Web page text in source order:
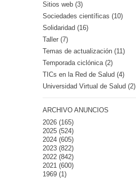
Sitios web (3)
Sociedades científicas (10)
Solidaridad (16)
Taller (7)
Temas de actualización (11)
Temporada ciclónica (2)
TICs en la Red de Salud (4)
Universidad Virtual de Salud (2)
ARCHIVO ANUNCIOS
2026(165)
2025(524)
2024(605)
2023(822)
2022(842)
2021(600)
1969(1)